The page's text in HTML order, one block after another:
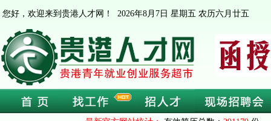
您好，欢迎来到贵港人才网！ 2026年8月7日 星期五 农历六月廿五